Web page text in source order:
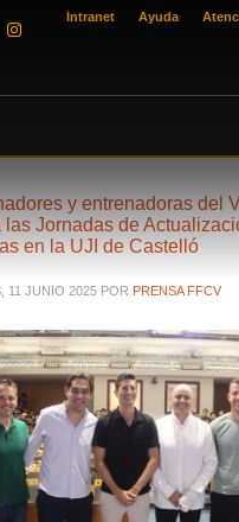
Intranet Ayuda
y entrenadoras del
las Jornadas de
en la UJI de Castelló
11 JUNIO 2025 POR PRENSA FFCV